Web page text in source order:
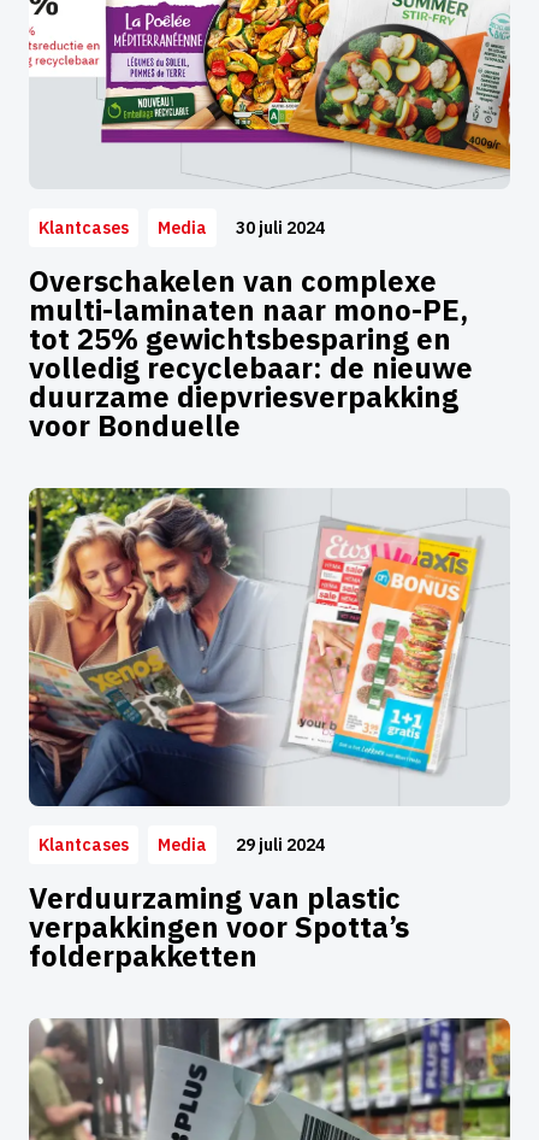
Klantcases Media 30 juli 2024
Overschakelen van complexe
multi-laminaten naar mono-PE,
tot 25% gewichtsbesparing en
volledig recyclebaar: de nieuwe
duurzame diepvriesverpakking
voor Bonduelle
Klantcases Media 29 juli 2024
Verduurzaming van plastic
verpakkingen voor Spotta’s
folderpakketten